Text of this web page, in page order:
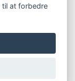
til at forbedre